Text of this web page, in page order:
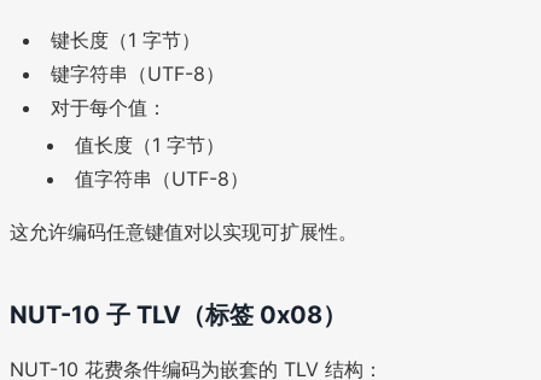
键长度（1 字节）
键字符串（UTF-8）
对于每个值：
值长度（1 字节）
值字符串（UTF-8）
这允许编码任意键值对以实现可扩展性。
NUT-10 子 TLV（标签 0x08）
NUT-10 花费条件编码为嵌套的 TLV 结构：